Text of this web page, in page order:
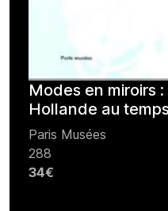
Modes en miroirs
Hollande au
Paris Musées
288
34€